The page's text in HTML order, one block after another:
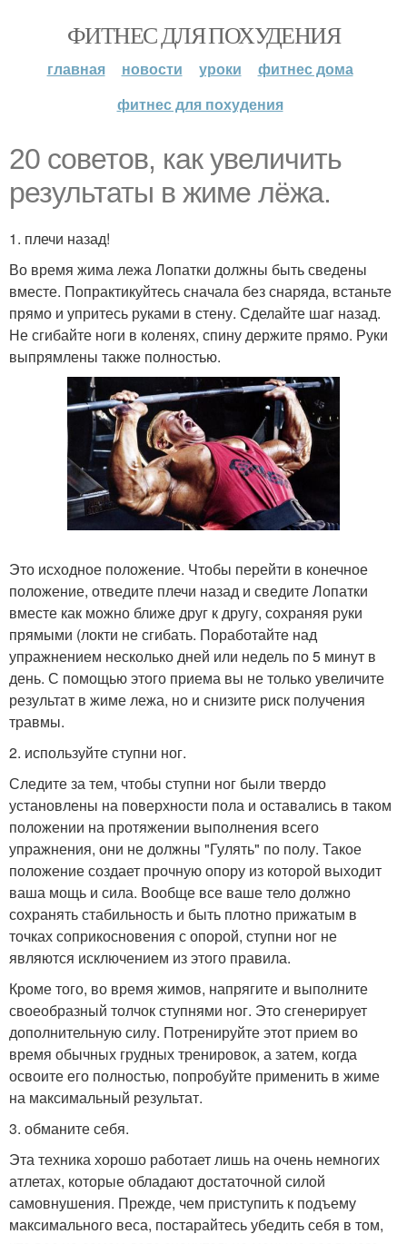
ФИТНЕС ДЛЯ ПОХУДЕНИЯ
главная новости уроки
фитнес дома
фитнес для похудения
20 советов, как увеличить
результаты в жиме лёжа.
1. плечи назад!
Во время жима лежа Лопатки должны быть сведены
вместе. Попрактикуйтесь сначала без снаряда, встаньте
прямо и упритесь руками в стену. Сделайте шаг назад.
Не сгибайте ноги в коленях, спину держите прямо. Руки
выпрямлены также полностью.
Это исходное положение. Чтобы перейти в конечное
положение, отведите плечи назад и сведите Лопатки
вместе как можно ближе друг к другу, сохраняя руки
прямыми (локти не сгибать. Поработайте над
упражнением несколько дней или недель по 5 минут в
день. С помощью этого приема вы не только увеличите
результат в жиме лежа, но и снизите риск получения
травмы.
2. используйте ступни ног.
Следите за тем, чтобы ступни ног были твердо
установлены на поверхности пола и оставались в таком
положении на протяжении выполнения всего
упражнения, они не должны "Гулять" по полу. Такое
положение создает прочную опору из которой выходит
ваша мощь и сила. Вообще все ваше тело должно
сохранять стабильность и быть плотно прижатым в
точках соприкосновения с опорой, ступни ног не
являются исключением из этого правила.
Кроме того, во время жимов, напрягите и выполните
своеобразный толчок ступнями ног. Это сгенерирует
дополнительную силу. Потренируйте этот прием во
время обычных грудных тренировок, а затем, когда
освоите его полностью, попробуйте применить в жиме
на максимальный результат.
3. обманите себя.
Эта техника хорошо работает лишь на очень немногих
атлетах, которые обладают достаточной силой
самовнушения. Прежде, чем приступить к подъему
максимального веса, постарайтесь убедить себя в том,